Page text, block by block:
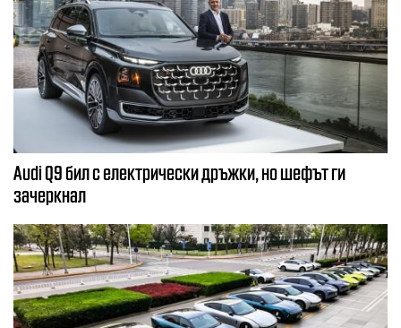
Audi Q9 бил с електрически дръжки, но шефът ги
зачеркнал